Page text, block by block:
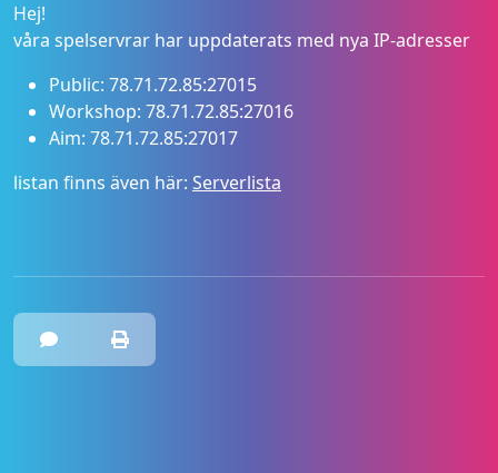
Hej!
våra spelservrar har uppdaterats med nya IP-adresser
Public: 78.71.72.85:27015
Workshop: 78.71.72.85:27016
Aim: 78.71.72.85:27017
listan finns även här: Serverlista